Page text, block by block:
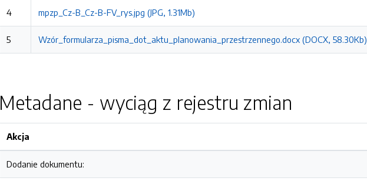
4 mpzp_Cz-B_Cz-B-FV_rys.jpg (JPG, 1.31Mb)
5 Wzór_formularza_pisma_dot_aktu_planowania_przestrzennego.docx (DOCX, 58.30Kb)
Metadane - wyciąg z rejestru zmian
Akcja
Dodanie dokumentu: